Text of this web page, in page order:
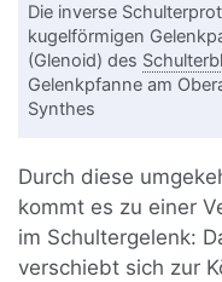
Die inverse
kugelförmigen
(Glenoid) des
Gelenkpfanne am
Synthes
Durch diese
kommt es zu einer
im Schultergelenk:
verschiebt sich zur